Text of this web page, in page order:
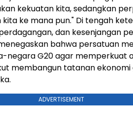
kekuatan kita, sedangkan
ke mana pun." Di tengah
dan kesenjangan
bahwa persatuan
negara G20 agar memperkuat
membangun tatanan ekonomi
ADVERTISEMENT